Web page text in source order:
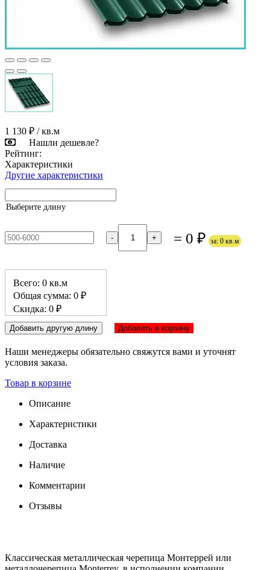
1 130 ₽ / кв.м
Нашли дешевле?
Рейтинг:
Характеристики
Другие характеристики
Выберите длину
- + = 0 ₽ за: 0 кв.м
Всего: 0 кв.м
Общая сумма: 0 ₽
Скидка: 0 ₽
Добавить другую длину Добавить в корзину
Наши менеджеры обязательно свяжутся вами и уточнят
условия заказа.
Товар в корзине
Описание
Характеристики
Доставка
Наличие
Комментарии
Отзывы
Классическая металлическая черепица Монтеррей или